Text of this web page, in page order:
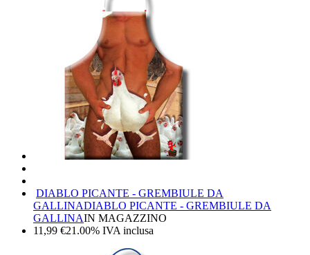
DIABLO PICANTE - GREMBIULE DA
GALLINADIABLO PICANTE - GREMBIULE DA
GALLINAIN MAGAZZINO
11,99 €21.00% IVA inclusa